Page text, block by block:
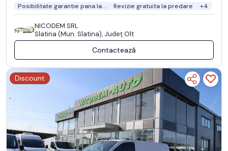
Posibilitate garantie pana la... Revizie gratuita la predare +4
NICODEM SRL
Slatina (Mun. Slatina), Județ Olt
Contactează
Discount